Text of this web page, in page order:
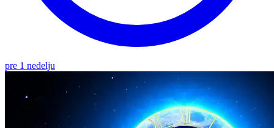
pre 1 nedelju